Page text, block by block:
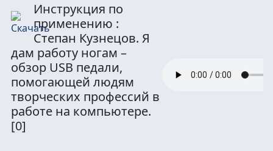
Инструкция по
применению :
Степан Кузнецов. Я
дам работу ногам –
обзор USB педали,
помогающей людям
творческих профессий в
работе на компьютере.
[0]